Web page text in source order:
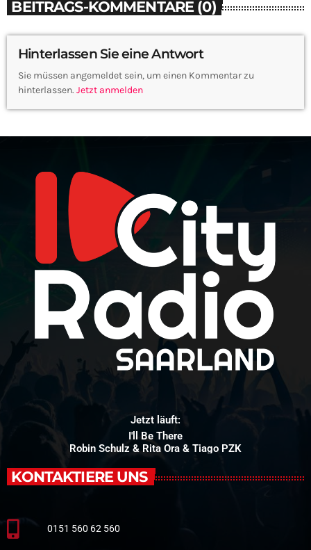
BEITRAGS-KOMMENTARE (0)
Hinterlassen Sie eine Antwort
Sie müssen angemeldet sein, um einen Kommentar zu
hinterlassen. Jetzt anmelden
Jetzt läuft:
I'll Be There
Robin Schulz & Rita Ora & Tiago PZK
KONTAKTIERE UNS
0151 560 62 560